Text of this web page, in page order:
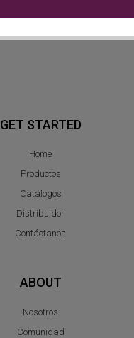
GET STARTED
Home
Productos
Catálogos
Distribuidor
Contáctanos
ABOUT
Nosotros
Comunidad